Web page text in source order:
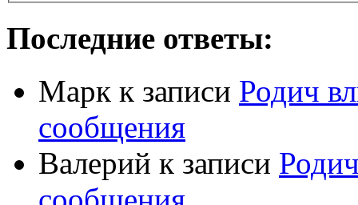
Последние ответы:
Марк к записи Родич
сообщения
Валерий к записи